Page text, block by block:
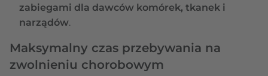
zabiegami dla dawców komórek, tkanek i
narządów.
Maksymalny czas przebywania na
zwolnieniu chorobowym